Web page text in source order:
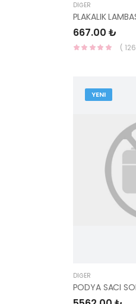
DIĞER
667.00 ₺
(
YENI
DIĞER
PODYA SACI